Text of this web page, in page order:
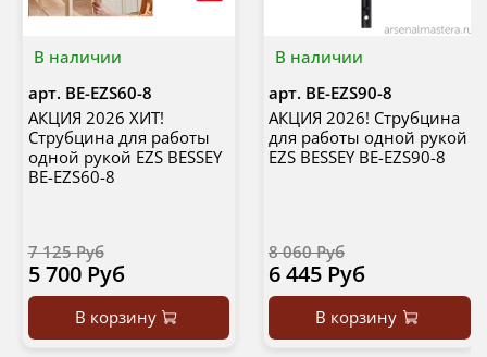
В наличии
арт. BE-EZS60-8
АКЦИЯ 2026 ХИТ!
Струбцина для работы
одной рукой EZS BESSEY
BE-EZS60-8
7 125 Руб
5 700 Руб
В корзину
В наличии
арт. BE-EZS90-8
АКЦИЯ 2026! Струбцина
для работы одной рукой
EZS BESSEY BE-EZS90-8
8 060 Руб
6 445 Руб
В корзину